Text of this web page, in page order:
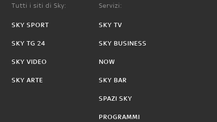
Tutti i siti di Sky:
SKY SPORT
SKY TG 24
SKY VIDEO
SKY ARTE
Servizi:
SKY TV
SKY BUSINESS
NOW
SKY BAR
SPAZI SKY
PROGRAMMI